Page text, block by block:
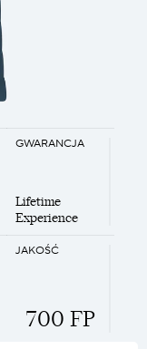
JAKOŚĆ
700 FP
GWARANCJA
Lifetime
Experience